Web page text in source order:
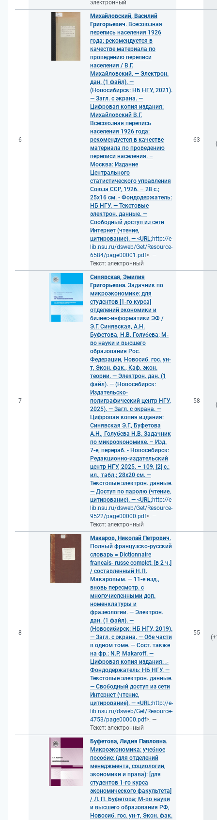
электронный
6
Михайловский, Василий
Григорьевич. Всесоюзная
перепись населения 1926
года: рекомендуется в
качестве материала по
проведению переписи
населения / В.Г.
Михайловский. — Электрон.
дан. (1 файл). —
(Новосибирск: НБ НГУ, 2021).
— Загл. с экрана. —
Цифровая копия издания:
Михайловский В.Г.
Всесоюзная перепись
населения 1926 года:
рекомендуется в качестве
материала по проведению
переписи населения. –
Москва: Издание
Центрального
статистического управления
Союза ССР, 1926. – 28 с.;
25x16 см. - Фондодержатель:
НБ НГУ. — Текстовые
электрон. данные. —
Свободный доступ из сети
Интернет (чтение,
цитирование). — <URL:http://e-
lib.nsu.ru/dsweb/Get/Resource-
6584/page00001.pdf>. —
Текст: электронный
63
7
Синявская, Эмилия
Григорьевна. Задачник по
микроэкономике: для
студентов [1-го курса]
отделений экономики и
бизнес-информатики ЭФ /
Э.Г. Синявская, А.Н.
Буфетова, Н.В. Голубева; М-
во науки и высшего
образования Рос.
Федерации, Новосиб. гос. ун-
т, Экон. фак., Каф. экон.
теории. — Электрон. дан. (1
файл). — (Новосибирск:
Издательско-
полиграфический центр НГУ,
2025). — Загл. с экрана. —
Цифровая копия издания:
Синявская Э.Г., Буфетова
А.Н., Голубева Н.В. Задачник
по микроэкономике. – Изд.
7-е, перераб. - Новосибирск:
Редакционно-издательский
центр НГУ, 2025. – 109, [2] с.:
ил., табл.; 28x20 см. —
Текстовые электрон. данные.
— Доступ по паролю (чтение,
цитирование). — <URL:http://e-
lib.nsu.ru/dsweb/Get/Resource-
9522/page00000.pdf>. —
Текст: электронный
58
8
Макаров, Николай Петрович.
Полный французско-русский
словарь = Dictionnaire
francais- russe complet: [в 2 ч.]
/ составленный Н.П.
Макаровым. — 11-е изд.,
вновь пересмотр. с
многочисленными доп.
номенклатуры и
фразеологии. — Электрон.
дан. (1 файл). —
(Новосибирск: НБ НГУ, 2019).
— Загл. с экрана. — Обе части
в одном томе. — Сост. также
на фр.: N.P, Makaroff. —
Цифровая копия издания: .-
Фондодержатель: НБ НГУ. —
Текстовые электрон. данные.
— Свободный доступ из сети
Интернет (чтение,
цитирование). — <URL:http://e-
lib.nsu.ru/dsweb/Get/Resource-
4753/page00000.pdf>. —
Текст: электронный
55
Буфетова, Лидия Павловна.
Микроэкономика: учебное
пособие: (для отделений
менеджмента, социологии,
экономики и права): [для
студентов 1-го курса
экономического факультета]
/ Л. П. Буфетова; М-во науки
и высшего образования РФ,
Новосиб. гос. ун-т, Экон. фак.